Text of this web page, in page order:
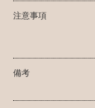
注意事項
備考